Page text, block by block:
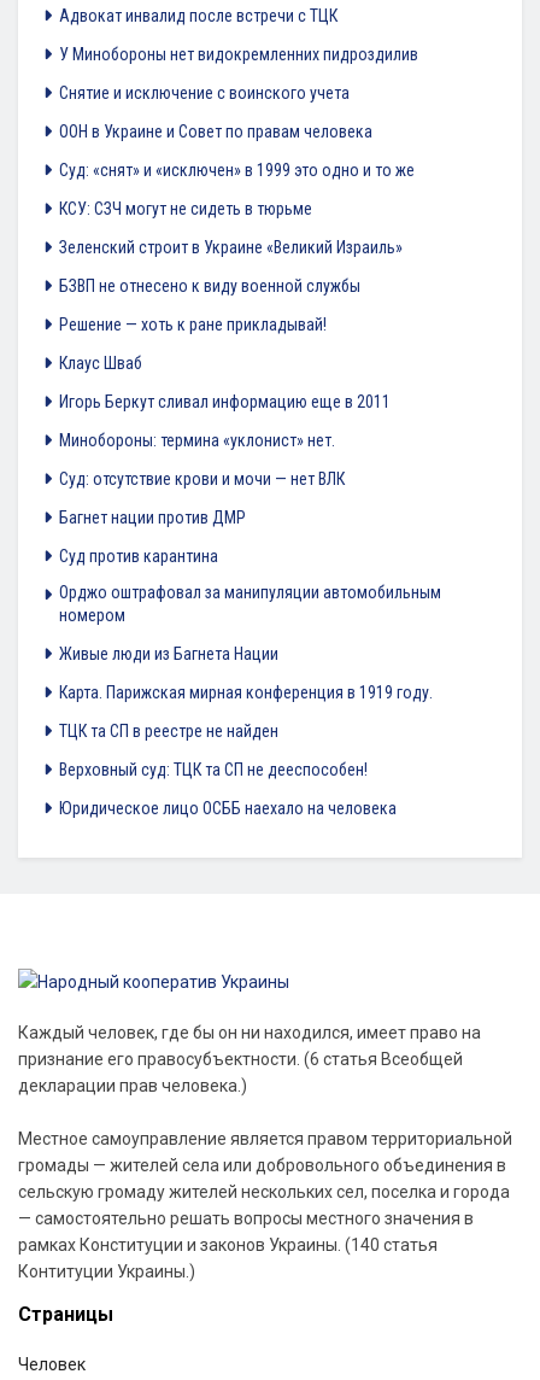
Адвокат инвалид после встречи с ТЦК
У Минобороны нет видокремленних пидроздилив
Снятие и исключение с воинского учета
ООН в Украине и Совет по правам человека
Суд: «снят» и «исключен» в 1999 это одно и то же
КСУ: СЗЧ могут не сидеть в тюрьме
Зеленский строит в Украине «Великий Израиль»
БЗВП не отнесено к виду военной службы
Решение — хоть к ране прикладывай!
Клаус Шваб
Игорь Беркут сливал информацию еще в 2011
Минобороны: термина «уклонист» нет.
Суд: отсутствие крови и мочи — нет ВЛК
Багнет нации против ДМР
Суд против карантина
Орджо оштрафовал за манипуляции автомобильным
номером
Живые люди из Багнета Нации
Карта. Парижская мирная конференция в 1919 году.
ТЦК та СП в реестре не найден
Верховный суд: ТЦК та СП не дееспособен!
Юридическое лицо ОСББ наехало на человека
Каждый человек, где бы он ни находился, имеет право на
признание его правосубъектности. (6 статья Всеобщей
декларации прав человека.)
Местное самоуправление является правом территориальной
громады — жителей села или добровольного объединения в
сельскую громаду жителей нескольких сел, поселка и города
— самостоятельно решать вопросы местного значения в
рамках Конституции и законов Украины. (140 статья
Контитуции Украины.)
Страницы
Человек